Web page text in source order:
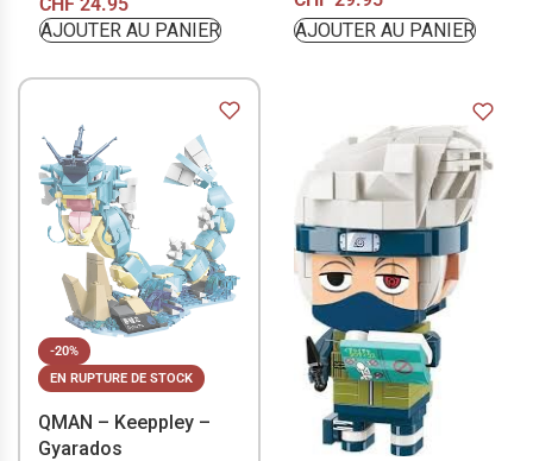
AJOUTER AU PANIER
AJOUTER AU PANIER
-20%
EN RUPTURE DE STOCK
QMAN – Keeppley –
Gyarados